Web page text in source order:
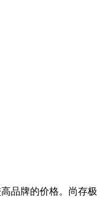
品牌的价格。尚存极